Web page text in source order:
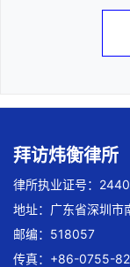
拜访炜衡律所
律所执业证号：
地址：广东省深圳市
邮编：518057
传真：+86-0755-